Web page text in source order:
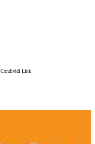
Condividi Link